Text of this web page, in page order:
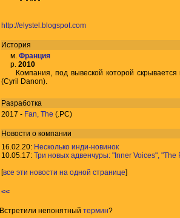
http://elystel.blogspot.com
История
м. Франция
р. 2010
Компания, под вывеской которой скрывается
(Cyril Danon).
Разработка
2017 - Fan, The (.PC)
Новости о компании
16.02.20: Несколько инди-новинок
10.05.17: Три новых адвенчуры: "Inner Voices", "The
[все эти новости на одной странице]
<<
Встретили непонятный термин?